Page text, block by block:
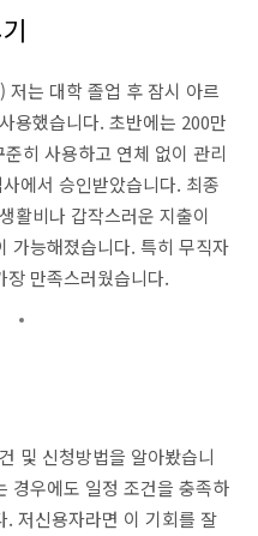
저는 대학 졸업 후 잠시 아르
용했습니다. 초반에는 200만
히 사용하고 연체 없이 관리
에서 승인받았습니다. 최종
활비나 갑작스러운 지출이
가능해졌습니다. 특히 무직자
장 만족스러웠습니다.
및 신청방법을 알아봤습니
경우에도 일정 조건을 충족하
저신용자라면 이 기회를 잘